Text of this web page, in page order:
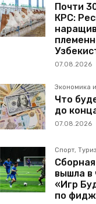
Почти
КРС:
07.08.2026
Экономика
Что
до
07.08.2026
Спорт,
вышла в
«Игр
по